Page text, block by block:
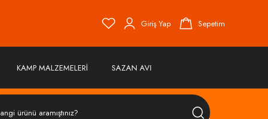
Giriş Yap Sepetim
KAMP MALZEMELERİ SAZAN AVI
ÜRÜN